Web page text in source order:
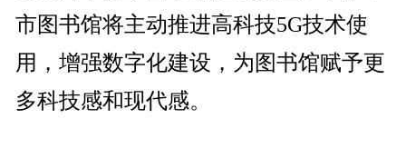
市图书馆将主动推进高科技5G技术使
用，增强数字化建设，为图书馆赋予更
多科技感和现代感。